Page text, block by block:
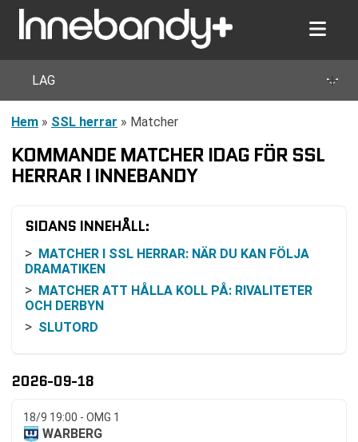
LAG +
Hem » SSL herrar » Matcher
KOMMANDE MATCHER IDAG FÖR SSL
HERRAR I INNEBANDY
SIDANS INNEHÅLL:
MATCHER I SSL HERRAR: NÄR DU KAN FÖLJA
DRAMATIKEN
MATCHER ATT HÅLLA KOLL PÅ: RIVALITETER
OCH DERBYN
SLUTORD
2026-09-18
18/9 19:00 - OMG 1
WARBERG